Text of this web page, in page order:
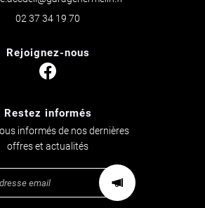
02 37 34 19 70
Rejoignez-nous
Restez informés
informés de nos dernières
offres et actualités